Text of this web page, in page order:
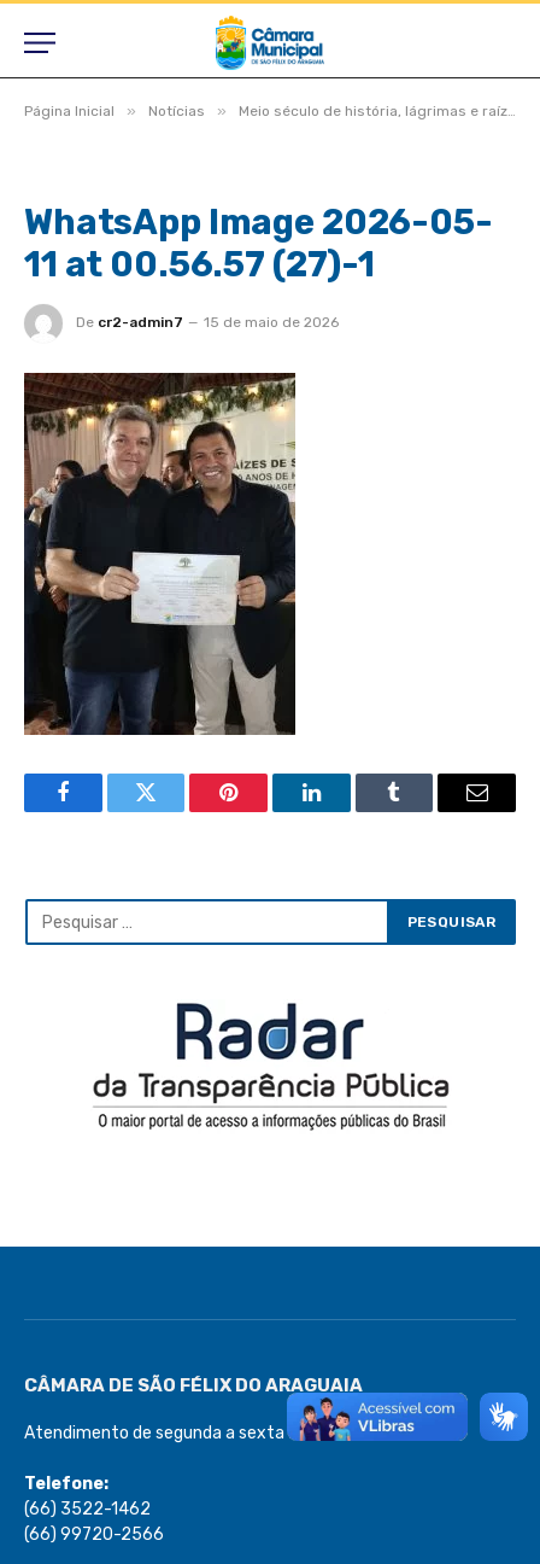
Página Inicial » Notícias » Meio século de história, lágrimas e raízes, São Félix do Araguaia vive noite inesquecível em homenagem aos pioneiros
WhatsApp Image 2026-05-
11 at 00.56.57 (27)-1
De cr2-admin7 15 de maio de 2026
FacebookTwitter Pinterest LinkedInTumblr Email
CÂMARA DE SÃO FÉLIX DO ARAGUAIA
Atendimento de segunda a sexta de 08:00 às 13:00
Telefone:
(66) 3522-1462
(66) 99720-2566